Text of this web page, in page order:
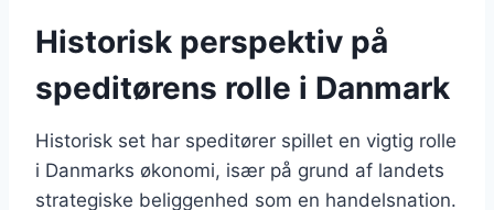
Historisk perspektiv på
speditørens rolle i Danmark
Historisk set har speditører spillet en vigtig rolle
i Danmarks økonomi, især på grund af landets
strategiske beliggenhed som en handelsnation.